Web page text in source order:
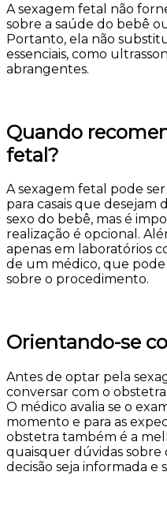
A sexagem fetal não
sobre a saúde do bebê
Portanto, ela não
essenciais, como
abrangentes.
Quando
fetal?
A sexagem fetal pode
para casais que
sexo do bebê, mas é
realização é opcional.
apenas em laboratórios
de um médico, que
sobre o procedimento.
Orientando-se
Antes de optar pela
conversar com o
O médico avalia se o
momento e para as
obstetra também é a
quaisquer dúvidas sobre
decisão seja informada e